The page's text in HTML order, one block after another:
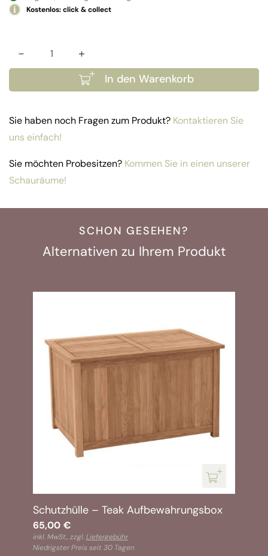
Kostenlos: click & collect
Eckhülle Sets Madeira, Sardinien, Capri, Aruba,
- +
In den Warenkorb
Sie haben noch Fragen zum Produkt? Kontaktieren Sie
uns einfach!
Sie möchten Probesitzen? Kommen Sie in einen unserer
Schauräume!
SCHON GESEHEN?
Alternativen zu Ihrem Produkt
Schutzhülle – Teak Aufbewahrungsbox
65,00 €
inkl. MwSt., zzgl.Liefergebühr
Niedrigster Preis seit 30 Tagen